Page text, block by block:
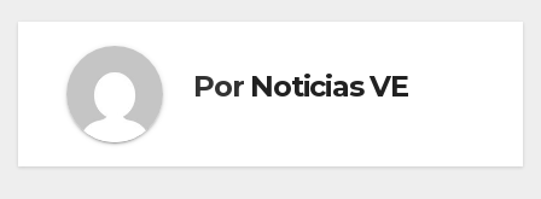
Por Noticias VE